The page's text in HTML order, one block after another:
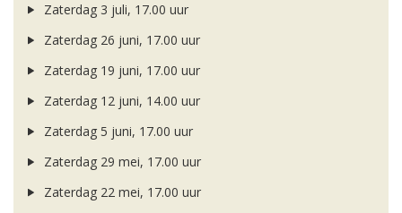
Zaterdag 3 juli, 17.00 uur
Zaterdag 26 juni, 17.00 uur
Zaterdag 19 juni, 17.00 uur
Zaterdag 12 juni, 14.00 uur
Zaterdag 5 juni, 17.00 uur
Zaterdag 29 mei, 17.00 uur
Zaterdag 22 mei, 17.00 uur